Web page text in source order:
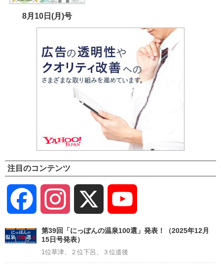
8月10日(月)号
注目のコンテンツ
Facebook Instagram
Channel
第39回「にっぽんの温泉100選」発表！（2025年12月
15日号発表）
1位草津、２位下呂、３位道後